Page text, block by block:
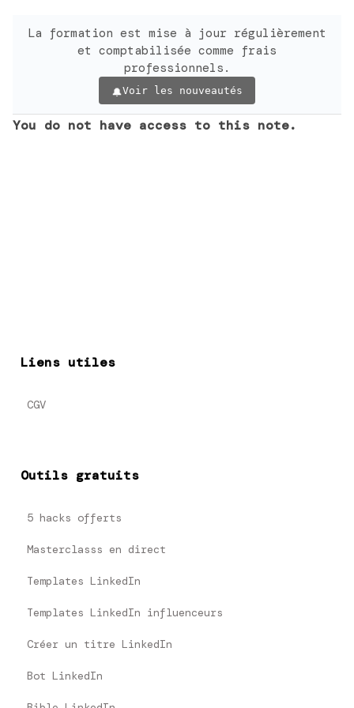
La formation est mise à jour régulièrement
et comptabilisée comme frais
professionnels.
Voir les nouveautés
You do not have access to this note.
Liens utiles
CGV
Outils gratuits
5 hacks offerts
Masterclasss en direct
Templates LinkedIn
Templates LinkedIn influenceurs
Créer un titre LinkedIn
Bot LinkedIn